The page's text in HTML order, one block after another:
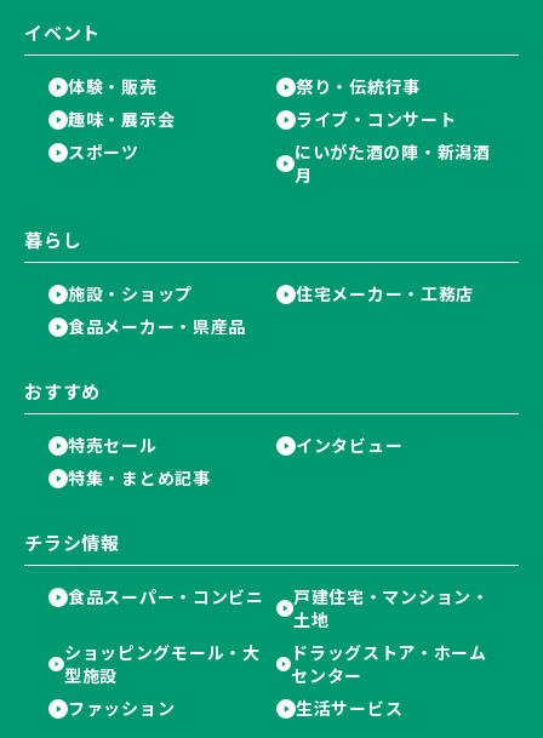
イベント
体験・販売
祭り・伝統行事
趣味・展示会
ライブ・コンサート
スポーツ
にいがた酒の陣・新潟酒
月
暮らし
施設・ショップ
住宅メーカー・工務店
食品メーカー・県産品
おすすめ
特売セール
インタビュー
特集・まとめ記事
チラシ情報
食品スーパー・コンビニ
戸建住宅・マンション・
土地
ショッピングモール・大
型施設
ドラッグストア・ホーム
センター
ファッション
生活サービス